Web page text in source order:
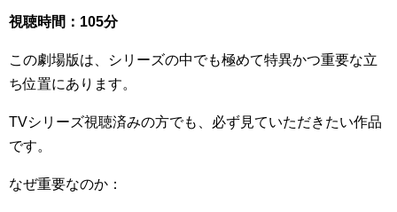
視聴時間：105分
この劇場版は、シリーズの中でも極めて特異かつ重要な立
ち位置にあります。
TVシリーズ視聴済みの方でも、必ず見ていただきたい作品
です。
なぜ重要なのか：